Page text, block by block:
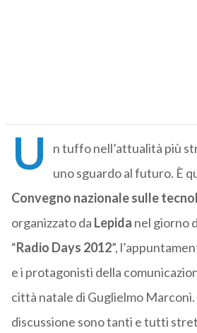
U
n tuffo nell’attualità più
uno sguardo al futuro. È
Convegno nazionale sulle
organizzato da Lepida nel giorno
“Radio Days 2012”,
e i protagonisti della
città natale di Guglielmo
discussione sono tanti e tutti